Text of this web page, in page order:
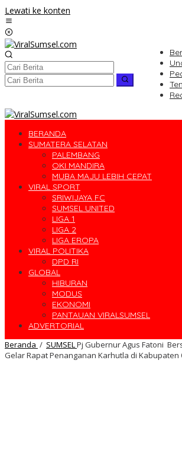
Lewati ke konten
BERANDA
SUMATERA SELATAN
PALEMBANG
OKI MANDIRA
MUBA MAJU LEBIH CEPAT
VIRAL SPORT
SRIWIJAYA FC
SUMSEL UNITED
LIGA 1
LIGA 2
LIGA EROPA
VIRAL POLITIKA
DPD RI
GLOBAL
HIBURAN
MODUS
EKONOMI
PANTAUAN VIRALSUMSEL
ADVERTORIAL
Beranda / SUMSELPj Gubernur Agus Fatoni
Gelar Rapat Penanganan Karhutla di Kabupaten